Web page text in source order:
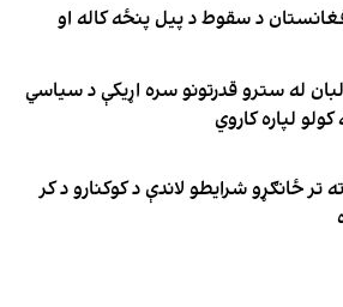
د افغانستان د سقوط د پیل پنځه کاله او
له سترو قدرتونو سره اړیکې د سیاسي
کولو لپاره کاروي
تر ځانګړو شرایطو لاندې د کوکنارو د کر